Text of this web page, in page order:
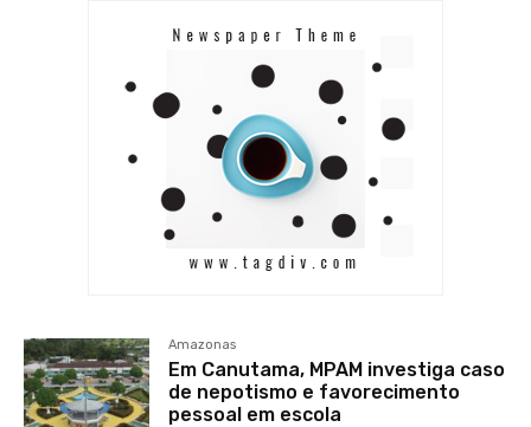
Amazonas
Em Canutama, MPAM investiga caso
de nepotismo e favorecimento
pessoal em escola